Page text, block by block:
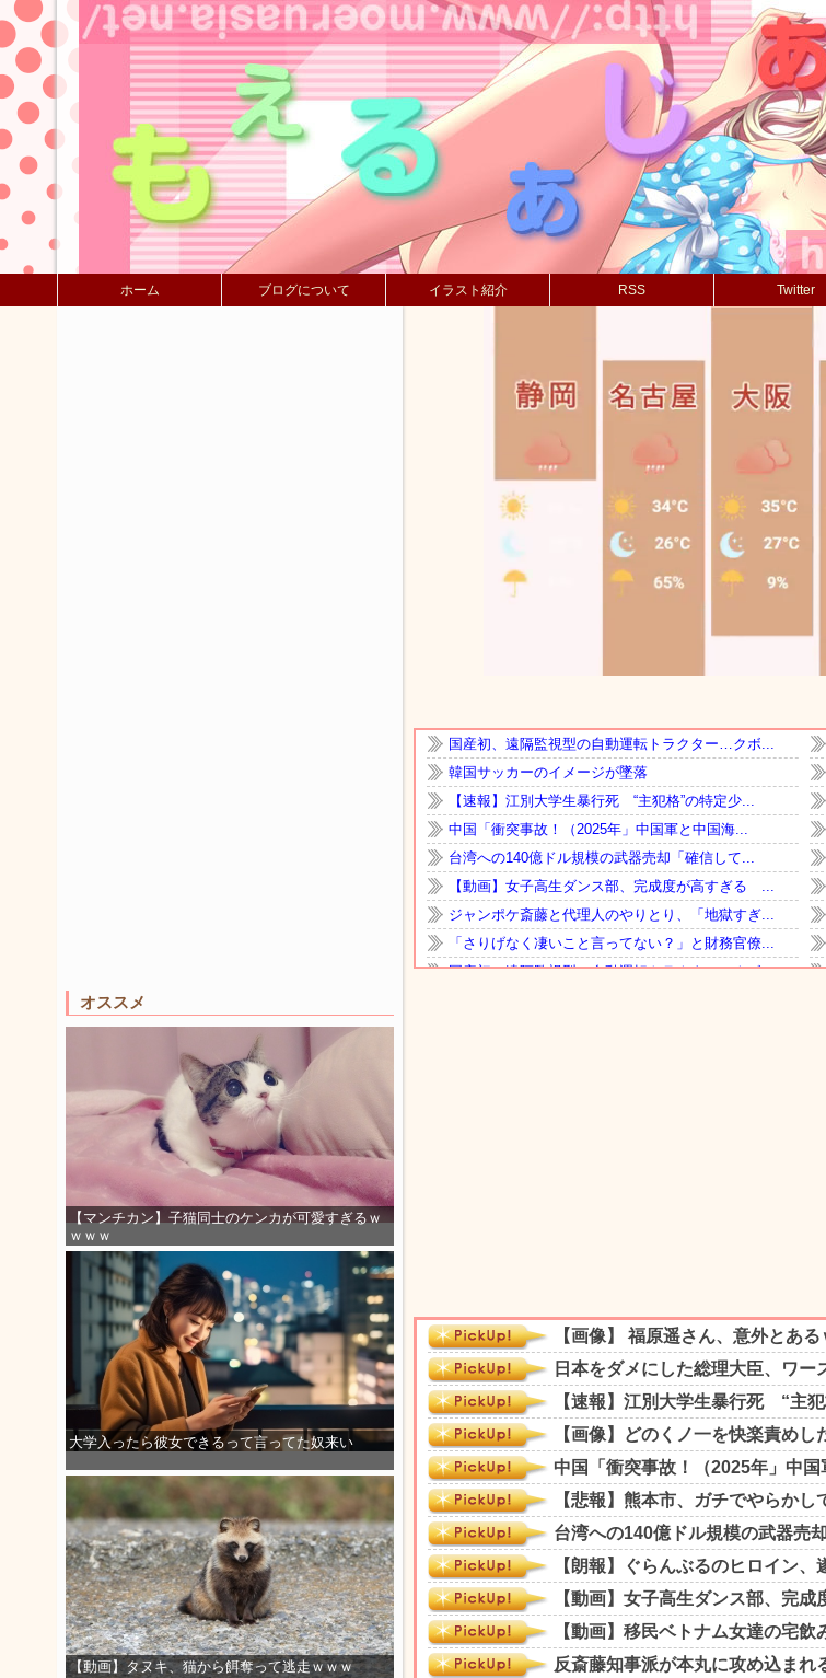
ホーム ブログについて イラスト紹介 RSS Twitter
オススメ
【マンチカン】子猫同士のケンカが可愛すぎるｗ
ｗｗｗ
大学入ったら彼女できるって言ってた奴来い
【動画】タヌキ、猫から餌奪って逃走ｗｗｗ